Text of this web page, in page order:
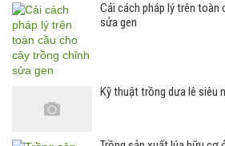
Cải cách pháp lý trên toàn
sửa gen
Kỹ thuật trồng dưa lê siêu